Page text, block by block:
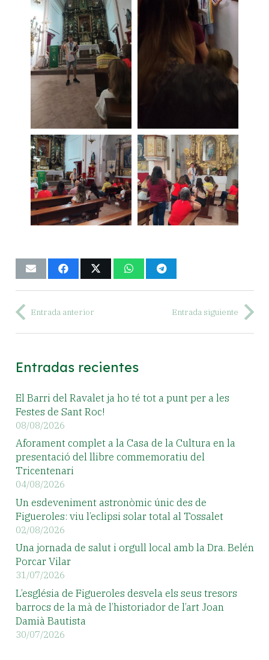
Entrada anterior Entrada siguiente
Entradas recientes
El Barri del Ravalet ja ho té tot a punt per a les
Festes de Sant Roc!
08/08/2026
Aforament complet a la Casa de la Cultura en la
presentació del llibre commemoratiu del
Tricentenari
04/08/2026
Un esdeveniment astronòmic únic des de
Figueroles: viu l’eclipsi solar total al Tossalet
02/08/2026
Una jornada de salut i orgull local amb la Dra. Belén
Porcar Vilar
31/07/2026
L’església de Figueroles desvela els seus tresors
barrocs de la mà de l’historiador de l’art Joan
Damià Bautista
30/07/2026